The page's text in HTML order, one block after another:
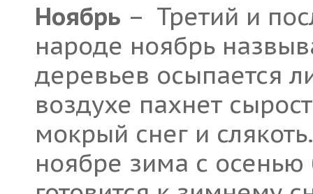
Ноябрь – Третий и
народе ноябрь
деревьев осыпается
воздухе пахнет
мокрый снег и
ноябре зима с осенью